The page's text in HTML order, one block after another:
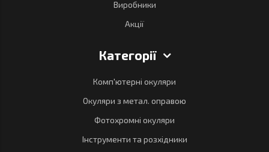
Виробники
Акції
Категорії
Комп'ютерні окуляри
Окуляри з метал. оправою
Фотохромні окуляри
Інструменти та розхідники